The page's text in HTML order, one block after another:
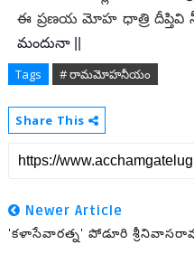
ఈ ప్రణయ మోహ ధాత్రి
మందునా ||
Tags # రామమోహనీయం
Share This
Newer Article
'కళాసేవారత్న' పోడూరి